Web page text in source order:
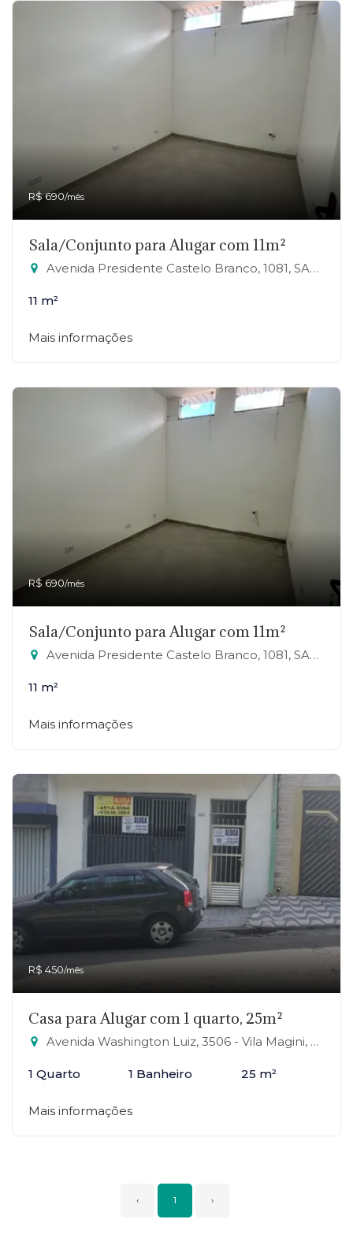
R$ 690/mês
Sala/Conjunto para Alugar com 11m²
Avenida Presidente Castelo Branco, 1081, SALA 25 - Jardim Zaira, Mauá-SP
11 m²
Mais informações
R$ 690/mês
Sala/Conjunto para Alugar com 11m²
Avenida Presidente Castelo Branco, 1081, SALA 26 - Jardim Zaira, Mauá-SP
11 m²
Mais informações
R$ 450/mês
Casa para Alugar com 1 quarto, 25m²
Avenida Washington Luiz, 3506 - Vila Magini, Mauá-SP
1 Quarto 1 Banheiro 25 m²
Mais informações
‹ 1 ›